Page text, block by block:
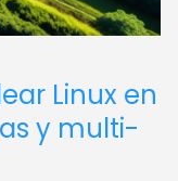
Linux en
y multi-